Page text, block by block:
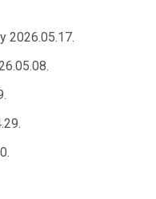
2026.05.17.